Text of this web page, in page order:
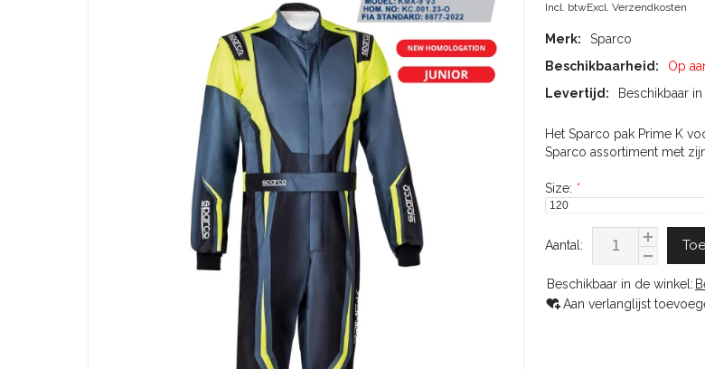
Incl. btwExcl. Verzendkosten
Merk:
Sparco
Beschikbaarheid:
Op
Levertijd:
Beschikbaar
Het Sparco pak Prime K
Sparco assortiment met
Size: *
Aantal:
Beschikbaar in de winkel:
Aan verlanglijst